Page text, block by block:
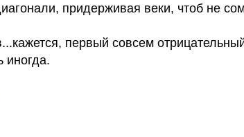
придерживая веки, чтоб не
первый совсем
иногда.